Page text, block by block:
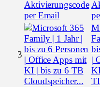
3
|